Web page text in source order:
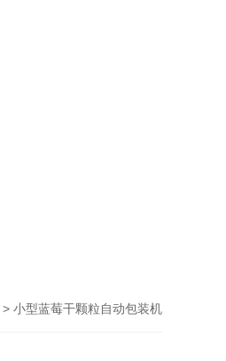
> 小型蓝莓干颗粒自动包装机